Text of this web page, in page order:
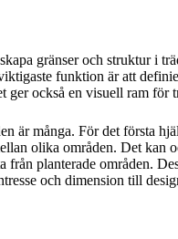
gränser och struktur i
funktion är att
ger också en visuell ram
är många. För det första
olika områden. Det kan
från planterade områden.
och dimension till